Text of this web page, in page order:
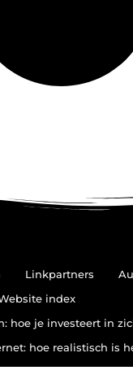
Linkpartners
index
hoe je investeert in
hoe realistisch is